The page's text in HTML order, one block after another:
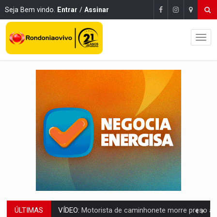
Seja Bem vindo. Entrar / Assinar
ÚLTIMAS LAZER:Seis lugares gratuitos para aproveitar o fim de semana